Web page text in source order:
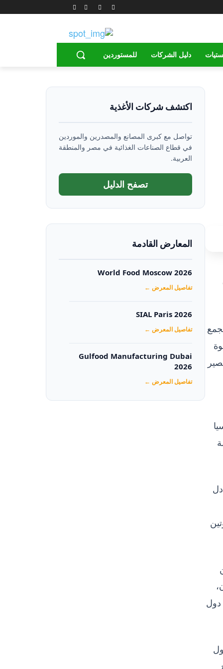
دليل الشركات للمستوردين
روسيا
30% من
دول
اكتشف شركات الأغذية
تواصل مع كبرى المصانع والمصدرين والموردين
في قطاع الصناعات الغذائية في مصر والمنطقة
العربية.
تصفح الدليل
المعارض القادمة
World Food Moscow 2026
تفاصيل المعرض ←
SIAL Paris 2026
تفاصيل المعرض ←
Gulfood Manufacturing Dubai
2026‏
تفاصيل المعرض ←